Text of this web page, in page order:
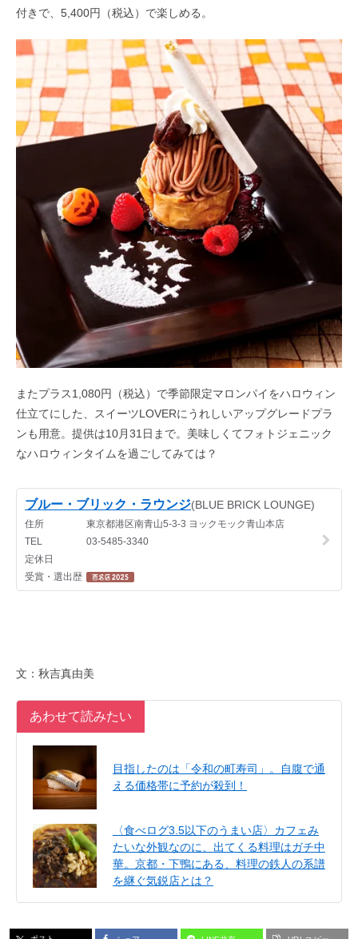
付きで、5,400円（税込）で楽しめる。
またプラス1,080円（税込）で季節限定マロンパイをハロウィン
仕立てにした、スイーツLOVERにうれしいアップグレードプラ
ンも用意。提供は10月31日まで。美味しくてフォトジェニック
なハロウィンタイムを過ごしてみては？
文：秋吉真由美
あわせて読みたい
目指したのは「令和の町寿司」。自腹で通
える価格帯に予約が殺到！
〈食べログ3.5以下のうまい店〉カフェみ
たいな外観なのに、出てくる料理はガチ中
華。京都・下鴨にある、料理の鉄人の系譜
を継ぐ気鋭店とは？